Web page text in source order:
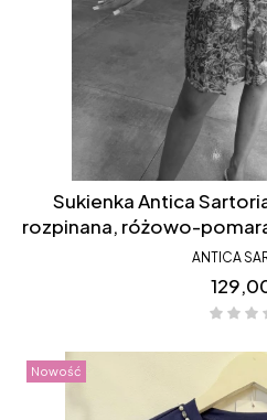
Sukienka Antica
rozpinana, różowo-
krótsze,
ANTICA
Cena
Nowość